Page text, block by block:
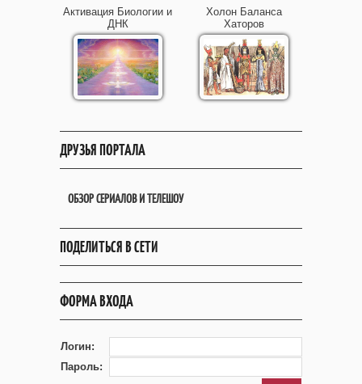
Активация Биологии и
ДНК
Холон Баланса
Хаторов
ДРУЗЬЯ ПОРТАЛА
ОБЗОР СЕРИАЛОВ И ТЕЛЕШОУ
ПОДЕЛИТЬСЯ В СЕТИ
ФОРМА ВХОДА
Логин:
Пароль: